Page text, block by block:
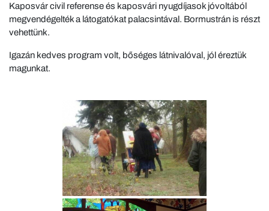
Kaposvár civil referense és kaposvári nyugdíjasok jóvoltából
megvendégelték a látogatókat palacsintával. Bormustrán is részt
vehettünk.
Igazán kedves program volt, bőséges látnivalóval, jól éreztük
magunkat.